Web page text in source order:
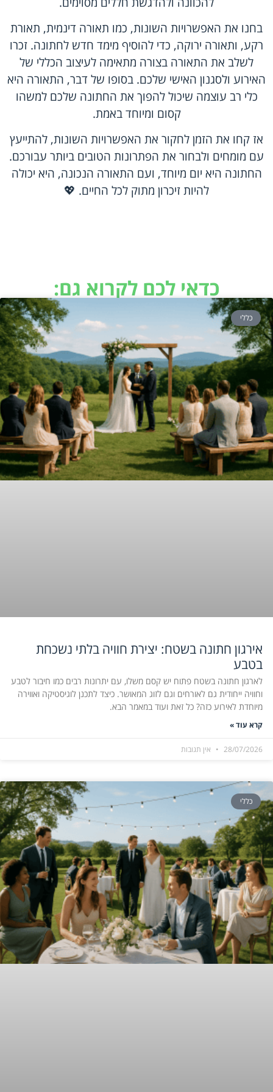
בחנו את האפשרויות השונות, כמו תאורה דינמית, תאורת
רקע, ותאורה ירוקה, כדי להוסיף מימד חדש לחתונה. זכרו
לשלב את התאורה בצורה מתאימה לעיצוב הכללי של
האירוע ולסגנון האישי שלכם. בסופו של דבר, התאורה היא
כלי רב עוצמה שיכול להפוך את החתונה שלכם למשהו
קסום ומיוחד באמת.
אז קחו את הזמן לחקור את האפשרויות השונות, להתייעץ
עם מומחים ולבחור את הפתרונות הטובים ביותר עבורכם.
החתונה היא יום מיוחד, ועם התאורה הנכונה, היא יכולה
להיות זיכרון מתוק לכל החיים. 💖
כדאי לכם לקרוא גם:
כללי
אירגון חתונה בשטח: יצירת חוויה בלתי נשכחת
בטבע
לארגון חתונה בשטח פתוח יש קסם משלו, עם יתרונות רבים כמו חיבור לטבע
וחוויה ייחודית גם לאורחים וגם לזוג המאושר. כיצד לתכנן לוגיסטיקה ואווירה
מיוחדת לאירוע כזה? כל זאת ועוד במאמר הבא.
קרא עוד »
28/07/2026 אין תגובות
כללי